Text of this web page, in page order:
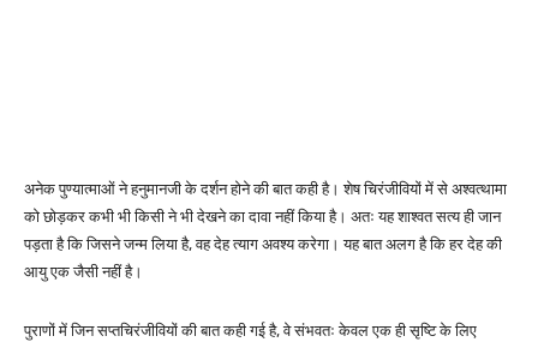
अनेक पुण्यात्माओं ने हनुमानजी के दर्शन होने की बात कही है। शेष चिरंजीवियों में से अश्वत्थामा
को छोड़कर कभी भी किसी ने भी देखने का दावा नहीं किया है। अतः यह शाश्वत सत्य ही जान
पड़ता है कि जिसने जन्म लिया है, वह देह त्याग अवश्य करेगा। यह बात अलग है कि हर देह की
आयु एक जैसी नहीं है।
पुराणों में जिन सप्तचिरंजीवियों की बात कही गई है, वे संभवतः केवल एक ही सृष्टि के लिए